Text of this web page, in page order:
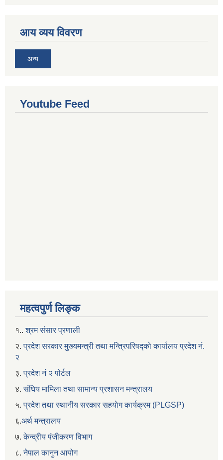
आय व्यय विवरण
अन्य
Youtube Feed
महत्वपुर्ण लिङ्क
१..श्रम संसार प्रणाली
२. प्रदेश सरकार मुख्यमन्त्री तथा मन्त्रिपरिषद्को कार्यालय प्रदेश नं.
२
३.प्रदेश नं २ पोर्टल
४.संघिय मामिला तथा सामान्य प्रशासन मन्त्रालय
५.प्रदेश तथा स्थानीय सरकार सहयाेग कार्यक्रम (PLGSP)
६.अर्थ मन्त्रालय
७.केन्द्रीय पंजीकरण विभाग
८.नेपाल कानुन आयोग